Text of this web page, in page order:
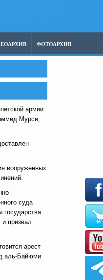
ФОТОАРХИВ
армии
Мурси,
вооруженных
суда
государства.
призвал
арест
аль-Байюми